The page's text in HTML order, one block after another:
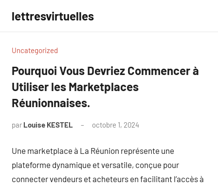
contenu
lettresvirtuelles
Uncategorized
Pourquoi Vous Devriez Commencer à
Utiliser les Marketplaces
Réunionnaises.
par Louise KESTEL octobre 1, 2024
Une marketplace à La Réunion représente une
plateforme dynamique et versatile, conçue pour
connecter vendeurs et acheteurs en facilitant l’accès à